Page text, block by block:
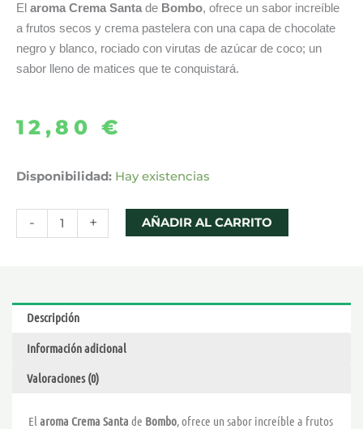
El aroma Crema Santa de Bombo, ofrece un sabor increíble
a frutos secos y crema pastelera con una capa de chocolate
negro y blanco, rociado con virutas de azúcar de coco; un
sabor lleno de matices que te conquistará.
12,80€
Disponibilidad: Hay existencias
-
AROMA
SANTA
LONGFILL
–
BOMBO
cantidad
+ AÑADIR AL CARRITO
Descripción
Información adicional
Valoraciones (0)
El aroma Crema Santa de Bombo, ofrece un sabor increíble a frutos